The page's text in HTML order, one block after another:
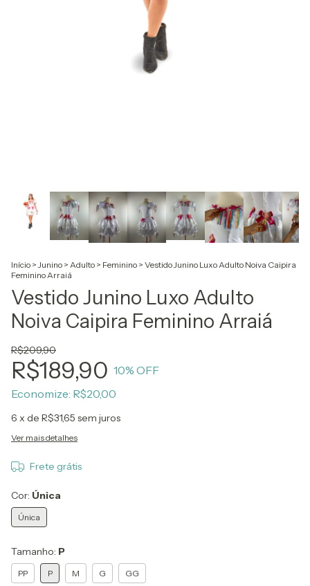
Início > Junino > Adulto > Feminino > Vestido Junino Luxo Adulto Noiva Caipira
Feminino Arraiá
Vestido Junino Luxo Adulto
Noiva Caipira Feminino Arraiá
R$209,90
R$189,90 10% OFF
Economize: R$20,00
6 x de R$31,65 sem juros
Ver mais detalhes
Frete grátis
Cor: Única
Única
Tamanho: P
PP P M G GG